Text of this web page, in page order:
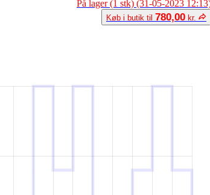
På lager (1 stk) (31-05-2023
Køb i butik til 780,00 kr.